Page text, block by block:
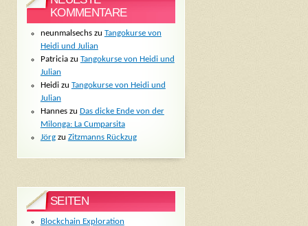
KOMMENTARE
neunmalsechszu Tangokurse von
Heidi und Julian
Patriciazu Tangokurse von Heidi und
Julian
Heidizu Tangokurse von Heidi und
Julian
Hanneszu Das dicke Ende von der
Milonga: La Cumparsita
Jörgzu Zitzmanns Rückzug
SEITEN
Blockchain Exploration